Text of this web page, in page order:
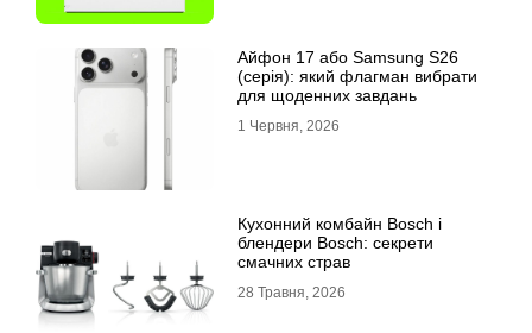
Айфон 17 або Samsung S26
(серія): який флагман вибрати
для щоденних завдань
1 Червня, 2026
Кухонний комбайн Bosch і
блендери Bosch: секрети
смачних страв
28 Травня, 2026